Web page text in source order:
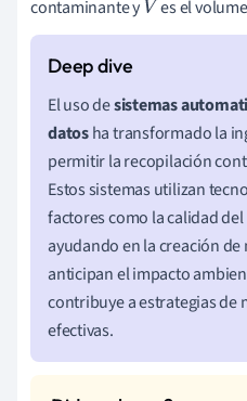
contaminante y V es el
El uso desistemas
datosha transformado la
permitir la recopilación
Estos sistemas utilizan
factores como la calidad
ayudando en la creación
anticipan el impacto
contribuye a estrategias de
efectivas.